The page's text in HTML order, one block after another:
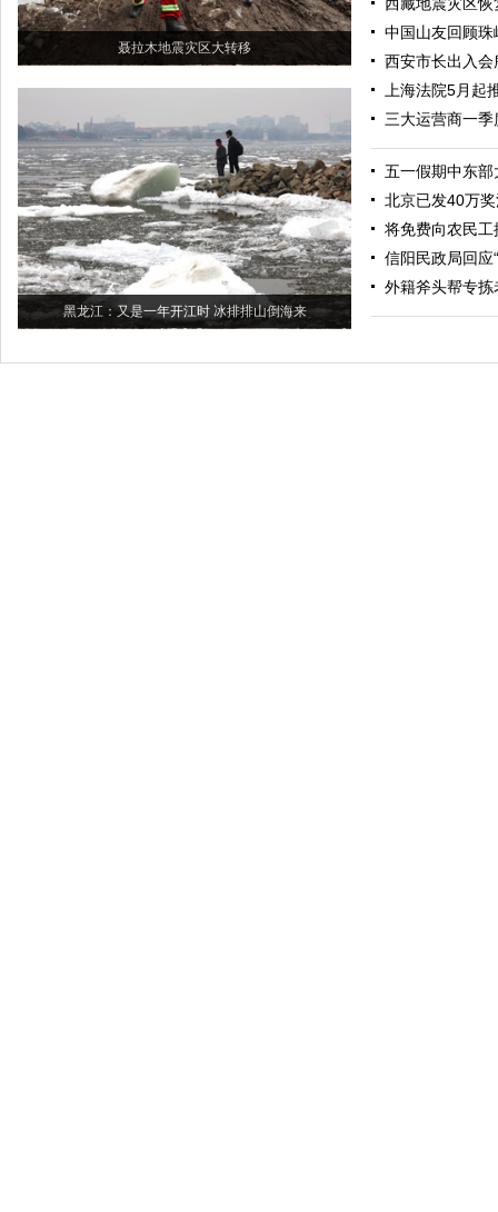
聂拉木地震灾区大转移
黑龙江：又是一年开江时 冰排排山倒海来
中国山友回顾
西安市长出入
上海法院5月起
三大运营商一
五一假期中东部
北京已发40万
将免费向农民
信阳民政局回应
外籍斧头帮专拣